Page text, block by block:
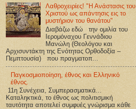
Λαθροχειρίες! "Η Ανάστασις του
Χριστού ως απάντησις εις το
μυστήριον του θανάτου"
Διαβάζω εδώ την ομιλία του
Ιερομόναχου Γεννάδιου
Μανώλη (Θεολόγου και
Αρχισυντάκτη της Ενότητας Ορθοδοξία –
Πεμπτουσία) που πραγματοπ...
Παγκοσμιοποίηση, έθνος και Ελληνικό
έθνος.
11η Συνέχεια, Συμπερασματικά...
Καταληκτικά, το έθνος ως πολιτισμική
ταυτότητα αποτελεί συμφυές γνώρισμα κάθε